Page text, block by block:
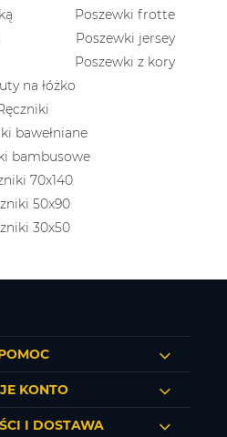
Poszewki frotte
Poszewki jersey
Poszewki z kory
na łóżko
bawełniane
bambusowe
70x140
50x90
30x50
KONTO
I DOSTAWA